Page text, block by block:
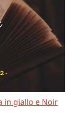
in giallo e Noir